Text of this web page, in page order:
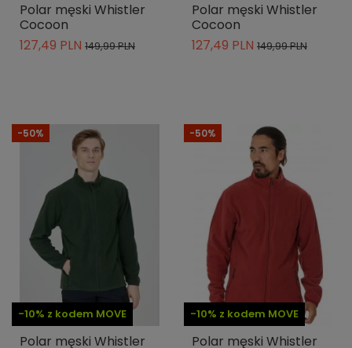
Polar męski Whistler
Cocoon
127,49 PLN 149,99 PLN
Polar męski Whistler
Cocoon
127,49 PLN 149,99 PLN
-10% z kodem MOVE
-50%
Polar męski Whistler
-10% z kodem MOVE
-50%
Polar męski Whistler